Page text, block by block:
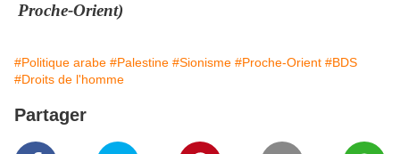
Proche-Orient)
#Politique arabe #Palestine #Sionisme #Proche-Orient #BDS
#Droits de l'homme
Partager